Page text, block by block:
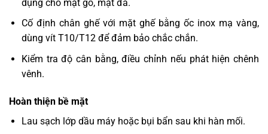
dụng cho mặt gỗ, mặt đá.
Cố định chân ghế với mặt ghế bằng ốc inox mạ vàng,
dùng vít T10/T12 để đảm bảo chắc chắn.
Kiểm tra độ cân bằng, điều chỉnh nếu phát hiện chênh
vênh.
Hoàn thiện bề mặt
Lau sạch lớp dầu máy hoặc bụi bẩn sau khi hàn mối.